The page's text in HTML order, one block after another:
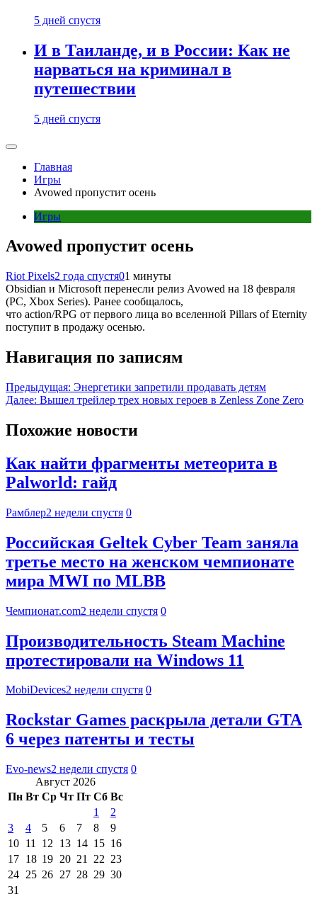
5 дней спустя
И в Таиланде, и в России: Как не
нарваться на криминал в
путешествии
5 дней спустя
Главная
Игры
Avowed пропустит осень
Игры
Avowed пропустит осень
Riot Pixels2 года спустя01 минуты
Obsidian и Microsoft перенесли релиз Avowed на 18 февраля
(PC, Xbox Series). Ранее сообщалось,
что action/RPG от первого лица во вселенной Pillars of Eternity
поступит в продажу осенью.
Навигация по записям
Предыдущая: Энергетики запретили продавать детям
Далее: Вышел трейлер трех новых героев в Zenless Zone Zero
Похожие новости
Как найти фрагменты метеорита в
Palworld: гайд
Рамблер2 недели спустя 0
Российская Geltek Cyber Team заняла
третье место на женском чемпионате
мира MWI по MLBB
Чемпионат.com2 недели спустя 0
Производительность Steam Machine
протестировали на Windows 11
MobiDevices2 недели спустя 0
Rockstar Games раскрыла детали GTA
6 через патенты и тесты
Evo-news2 недели спустя 0
Август 2026
Пн Вт Ср Чт Пт Сб Вс
1
2
3
4 5 6 7 8
9
10 11 12 13 14 15 16
17 18 19 20 21 22 23
24 25 26 27 28 29 30
31